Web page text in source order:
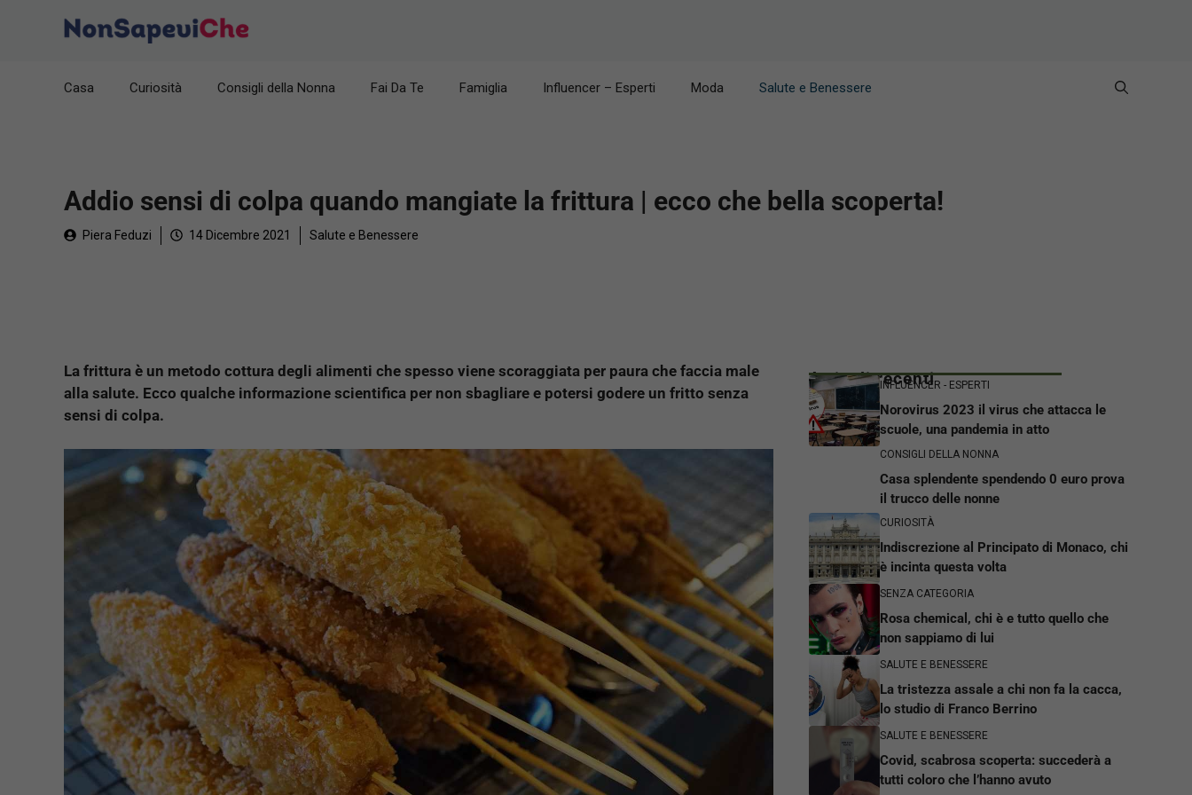
Casa Curiosità Consigli della Nonna Fai Da Te Famiglia Influencer – Esperti Moda Salute e Benessere
Addio sensi di colpa quando mangiate la frittura | ecco che bella scoperta!
Piera Feduzi 14 Dicembre 2021 Salute e Benessere
La frittura è un metodo cottura degli alimenti che spesso viene scoraggiata per paura che faccia male
alla salute. Ecco qualche informazione scientifica per non sbagliare e potersi godere un fritto senza
sensi di colpa.
Articoli recentiINFLUENCER - ESPERTI
Norovirus 2023 il virus che attacca le
scuole, una pandemia in atto
CONSIGLI DELLA NONNA
Casa splendente spendendo 0 euro prova
il trucco delle nonne
CURIOSITÀ
Indiscrezione al Principato di Monaco, chi
è incinta questa volta
SENZA CATEGORIA
Rosa chemical, chi è e tutto quello che
non sappiamo di lui
SALUTE E BENESSERE
La tristezza assale a chi non fa la cacca,
lo studio di Franco Berrino
SALUTE E BENESSERE
Covid, scabrosa scoperta: succederà a
tutti coloro che l’hanno avuto